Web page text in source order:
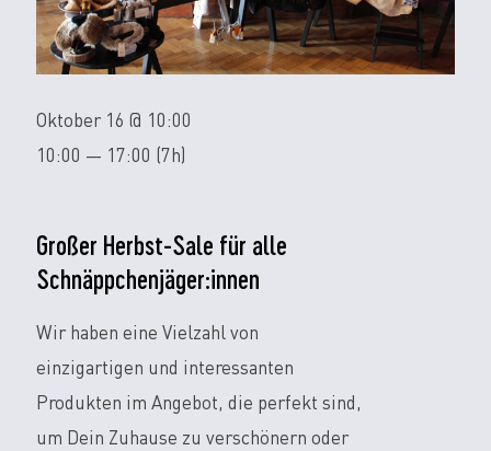
Großer Herbst-Sale für alle
Schnäppchenjäger:innen
Wir haben eine Vielzahl von
einzigartigen und interessanten
Produkten im Angebot, die perfekt sind,
um Dein Zuhause zu verschönern oder
Oktober 16 @ 10:00
10:00 — 17:00 (7h)